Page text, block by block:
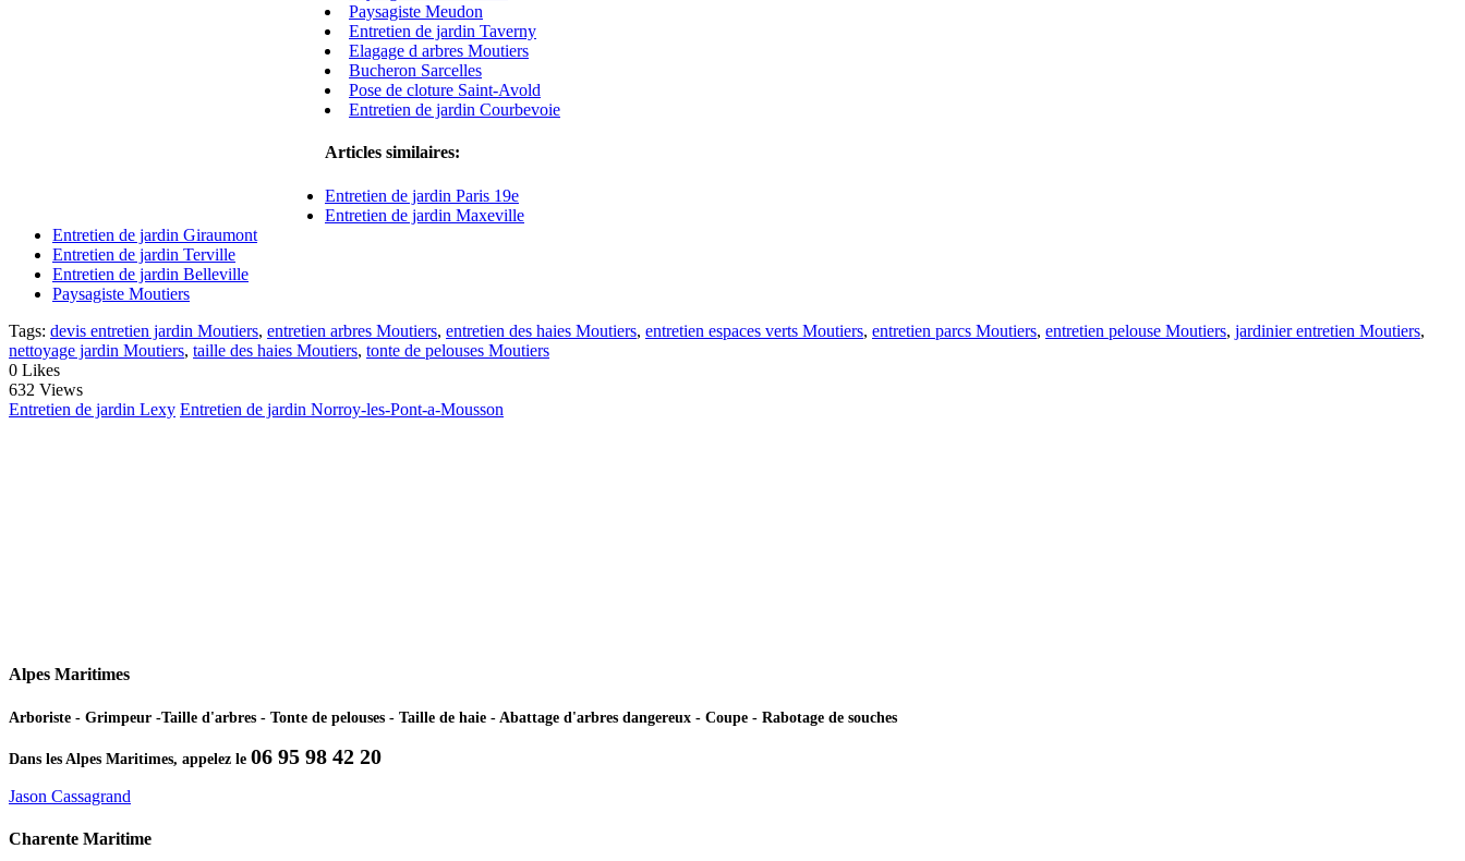
Paysagiste Meudon
Entretien de jardin Taverny
Elagage d arbres Moutiers
Bucheron Sarcelles
Pose de cloture Saint-Avold
Entretien de jardin Courbevoie
Articles similaires:
Entretien de jardin Paris 19e
Entretien de jardin Maxeville
Entretien de jardin Giraumont
Entretien de jardin Terville
Entretien de jardin Belleville
Paysagiste Moutiers
Tags: devis entretien jardin Moutiers, entretien arbres Moutiers, entretien des haies Moutiers, entretien espaces verts Moutiers, entretien parcs Moutiers, entretien pelouse Moutiers, jardinier entretien Moutiers,
nettoyage jardin Moutiers, taille des haies Moutiers, tonte de pelouses Moutiers
0 Likes
632 Views
Entretien de jardin Lexy Entretien de jardin Norroy-les-Pont-a-Mousson
Alpes Maritimes
Arboriste - Grimpeur -Taille d'arbres - Tonte de pelouses - Taille de haie - Abattage d'arbres dangereux - Coupe - Rabotage de souches
Dans les Alpes Maritimes, appelez le 06 95 98 42 20
Jason Cassagrand
Charente Maritime